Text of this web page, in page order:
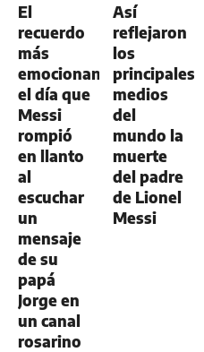
El
recuerdo
más
emocionante:
el día que
Messi
rompió
en llanto
al
escuchar
un
mensaje
de su
papá
Jorge en
un canal
rosarino
Así
reflejaron
los
principales
medios
del
mundo la
muerte
del padre
de Lionel
Messi